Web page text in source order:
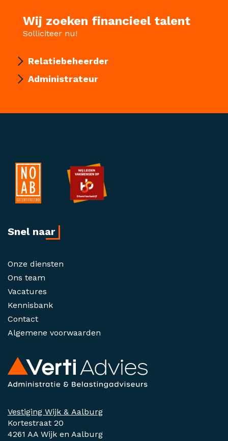
Wij zoeken financieel talent
Solliciteer nu!
Relatiebeheerder
Administrateur
Vestiging Wijk & Aalburg
Kortestraat 20
4261 AA Wijk en Aalburg
Snel naar
Onze diensten
Ons team
Vacatures
Kennisbank
Contact
Algemene voorwaarden